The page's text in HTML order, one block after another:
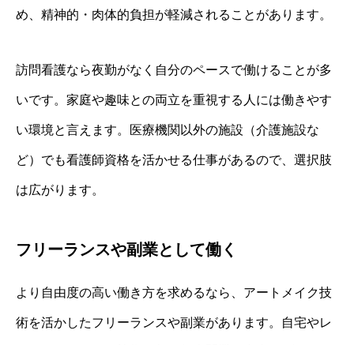
め、精神的・肉体的負担が軽減されることがあります。
訪問看護なら夜勤がなく自分のペースで働けることが多
いです。家庭や趣味との両立を重視する人には働きやす
い環境と言えます。医療機関以外の施設（介護施設な
ど）でも看護師資格を活かせる仕事があるので、選択肢
は広がります。
フリーランスや副業として働く
より自由度の高い働き方を求めるなら、アートメイク技
術を活かしたフリーランスや副業があります。自宅やレ